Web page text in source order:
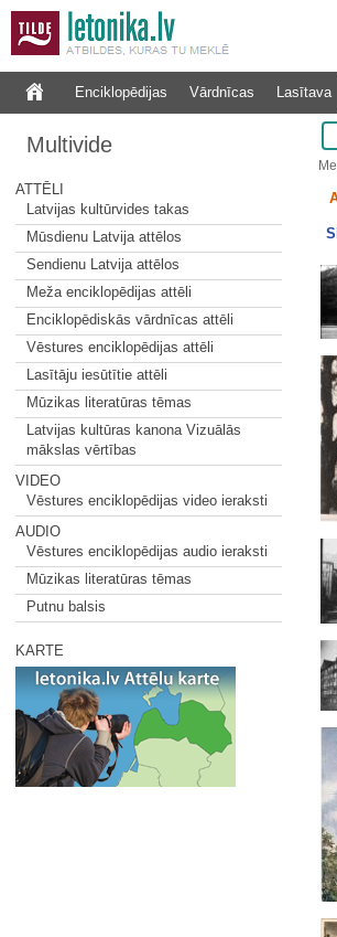
Enciklopēdijas Vārdnīcas Lasītava
Multivide
ATTĒLI
Latvijas kultūrvides takas
Mūsdienu Latvija attēlos
Sendienu Latvija attēlos
Meža enciklopēdijas attēli
Enciklopēdiskās vārdnīcas attēli
Vēstures enciklopēdijas attēli
Lasītāju iesūtītie attēli
Mūzikas literatūras tēmas
Latvijas kultūras kanona Vizuālās
mākslas vērtības
VIDEO
Vēstures enciklopēdijas video ieraksti
AUDIO
Vēstures enciklopēdijas audio ieraksti
Mūzikas literatūras tēmas
Putnu balsis
KARTE